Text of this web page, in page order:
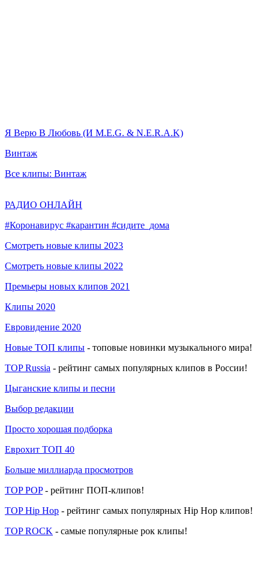
Я Верю В Любовь (И M.E.G. & N.E.R.A.K)
Винтаж
Все клипы: Винтаж
РАДИО ОНЛАЙН
#Коронавирус #карантин #сидите_дома
Смотреть новые клипы 2023
Смотреть новые клипы 2022
Премьеры новых клипов 2021
Клипы 2020
Евровидение 2020
Новые ТОП клипы - топовые новинки музыкального мира!
TOP Russia - рейтинг самых популярных клипов в России!
Цыганские клипы и песни
Выбор редакции
Просто хорошая подборка
Еврохит ТОП 40
Больше миллиарда просмотров
TOP POP- рейтинг ПОП-клипов!
TOP Hip Hop - рейтинг самых популярных Hip Hop клипов!
TOP ROCK - самые популярные рок клипы!